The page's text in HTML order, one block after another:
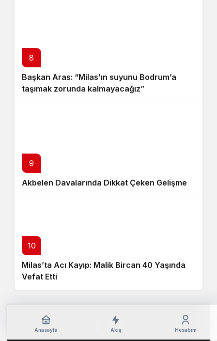
8
Başkan Aras: “Milas’ın suyunu Bodrum’a
taşımak zorunda kalmayacağız”
9
Akbelen Davalarında Dikkat Çeken Gelişme
10
Milas’ta Acı Kayıp: Malik Bircan 40 Yaşında
Vefat Etti
Anasayfa Akış Hesabım